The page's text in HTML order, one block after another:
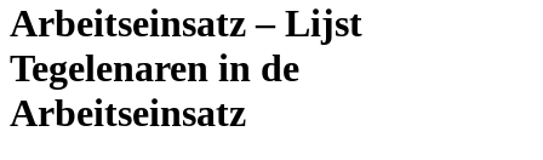
Arbeitseinsatz – Lijst
Tegelenaren in de
Arbeitseinsatz